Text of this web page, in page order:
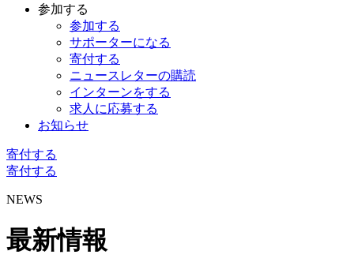
参加する
参加する
サポーターになる
寄付する
ニュースレターの購読
インターンをする
求人に応募する
お知らせ
寄付する
寄付する
NEWS
最新情報